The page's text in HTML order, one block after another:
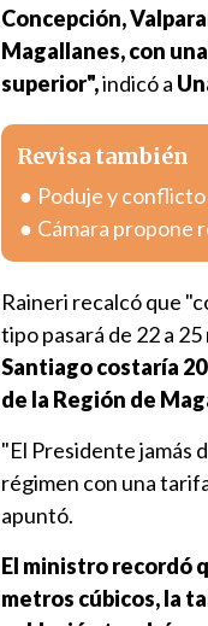
Concepción,
Magallanes, con
superior",indicó a
Revisa también
Poduje y
Cámara propone
Raineri recalcó que
tipo pasará de 22 a 25
Santiago costaría
de la Región de
"El Presidente jamás
régimen con una
apuntó.
El ministro recordó
metros cúbicos, la